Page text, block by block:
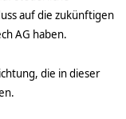
auf die zukünftigen
AG haben.
die in dieser